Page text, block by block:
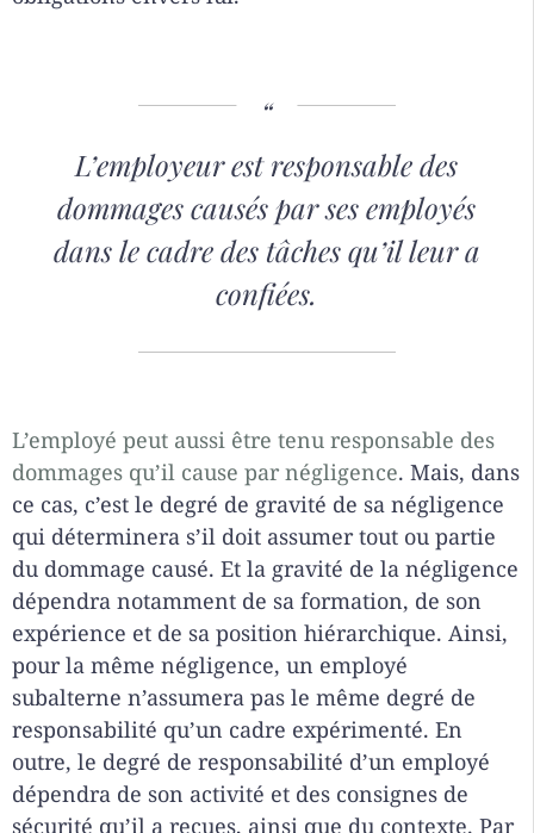
L’employeur est responsable des
dommages causés par ses employés
dans le cadre des tâches qu’il leur a
confiées.
L’employé peut aussi être tenu responsable des
dommages qu’il cause par négligence. Mais, dans
ce cas, c’est le degré de gravité de sa négligence
qui déterminera s’il doit assumer tout ou partie
du dommage causé. Et la gravité de la négligence
dépendra notamment de sa formation, de son
expérience et de sa position hiérarchique. Ainsi,
pour la même négligence, un employé
subalterne n’assumera pas le même degré de
responsabilité qu’un cadre expérimenté. En
outre, le degré de responsabilité d’un employé
dépendra de son activité et des consignes de
sécurité qu’il a reçues, ainsi que du contexte. Par